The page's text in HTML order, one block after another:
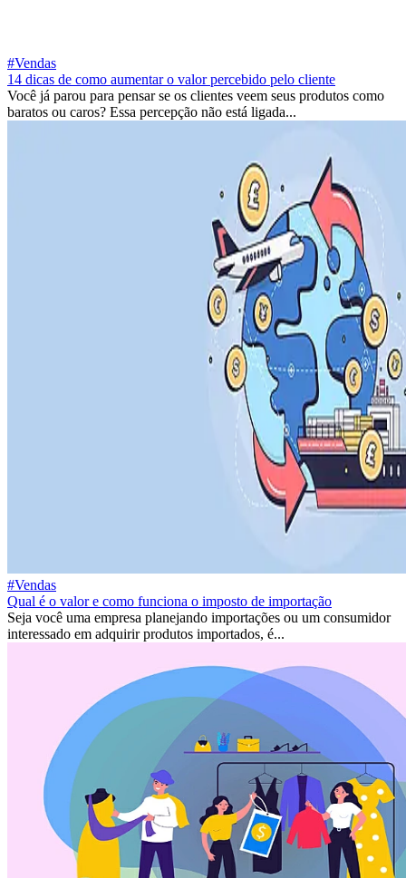
#Vendas
14 dicas de como aumentar o valor percebido pelo cliente
Você já parou para pensar se os clientes veem seus produtos como
baratos ou caros? Essa percepção não está ligada...
#Vendas
Qual é o valor e como funciona o imposto de importação
Seja você uma empresa planejando importações ou um consumidor
interessado em adquirir produtos importados, é...